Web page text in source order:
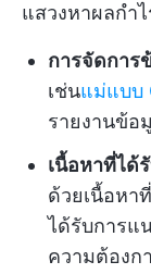
แสวงหาผลกำ
การจัดการ
เช่นแม่แบบ
รายงานข้อ
เนื้อหาที่ได้
ด้วยเนื้อหา
ได้รับการแ
ความต้องก